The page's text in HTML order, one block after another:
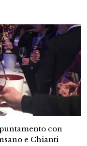
con
e Chianti